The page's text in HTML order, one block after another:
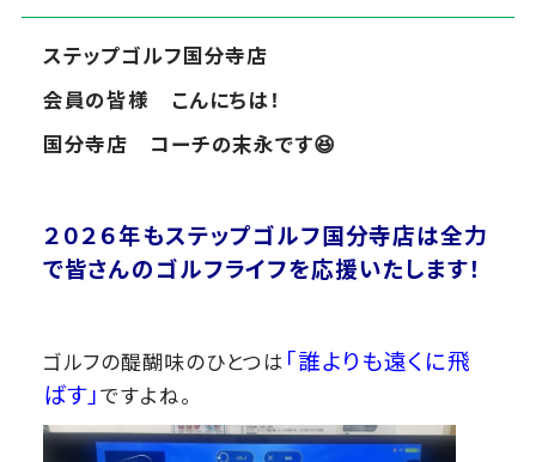
ステップゴルフ国分寺店
会員の皆様 こんにちは！
国分寺店 コーチの末永です😆
２０２６年もステップゴルフ国分寺店は全力
で皆さんのゴルフライフを応援いたします！
ゴルフの醍醐味のひとつは 「誰よりも遠くに飛
ばす」ですよね。